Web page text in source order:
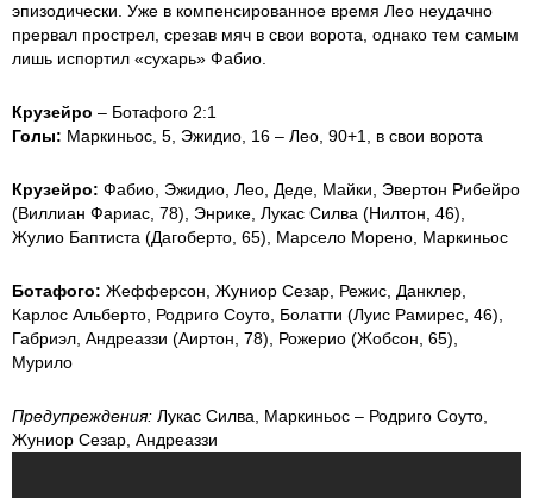
эпизодически. Уже в компенсированное время Лео неудачно
прервал прострел, срезав мяч в свои ворота, однако тем самым
лишь испортил «сухарь» Фабио.
Крузейро – Ботафого 2:1
Голы: Маркиньос, 5, Эжидио, 16 – Лео, 90+1, в свои ворота
Крузейро: Фабио, Эжидио, Лео, Деде, Майки, Эвертон Рибейро
(Виллиан Фариас, 78), Энрике, Лукас Силва (Нилтон, 46),
Жулио Баптиста (Дагоберто, 65), Марсело Морено, Маркиньос
Ботафого: Жефферсон, Жуниор Сезар, Режис, Данклер,
Карлос Альберто, Родриго Соуто, Болатти (Луис Рамирес, 46),
Габриэл, Андреаззи (Аиртон, 78), Рожерио (Жобсон, 65),
Мурило
Предупреждения: Лукас Силва, Маркиньос – Родриго Соуто,
Жуниор Сезар, Андреаззи